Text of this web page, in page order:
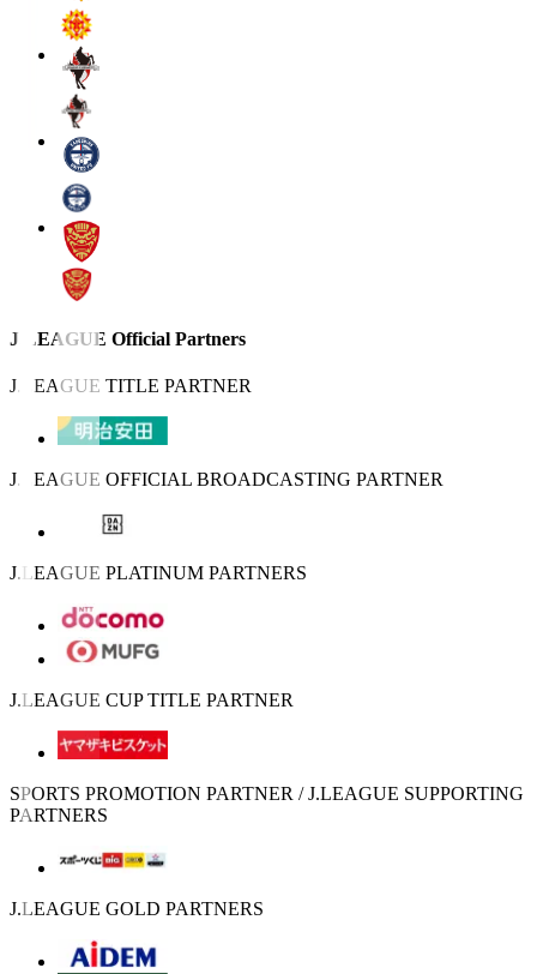
J.LEAGUE Official Partners
J.LEAGUE TITLE PARTNER
J.LEAGUE OFFICIAL BROADCASTING PARTNER
J.LEAGUE PLATINUM PARTNERS
J.LEAGUE CUP TITLE PARTNER
SPORTS PROMOTION PARTNER / J.LEAGUE SUPPORTING
PARTNERS
J.LEAGUE GOLD PARTNERS